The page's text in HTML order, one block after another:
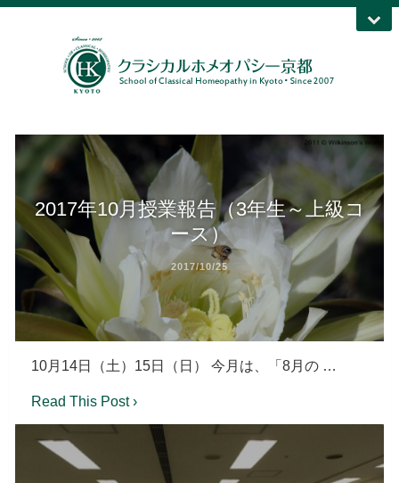
2017年10月授業報告（3年生～上級コ
ース）
2017/10/25
10月14日（土）15日（日） 今月は、「8月の …
Read This Post ›